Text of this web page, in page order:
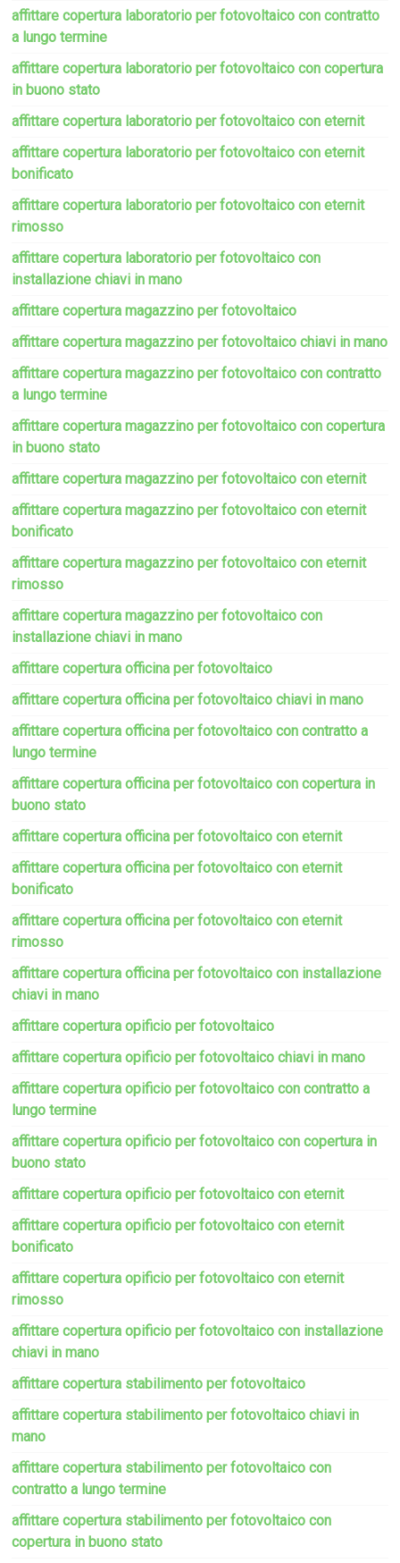
affittare copertura laboratorio per fotovoltaico con contratto
a lungo termine
affittare copertura laboratorio per fotovoltaico con copertura
in buono stato
affittare copertura laboratorio per fotovoltaico con eternit
affittare copertura laboratorio per fotovoltaico con eternit
bonificato
affittare copertura laboratorio per fotovoltaico con eternit
rimosso
affittare copertura laboratorio per fotovoltaico con
installazione chiavi in mano
affittare copertura magazzino per fotovoltaico
affittare copertura magazzino per fotovoltaico chiavi in mano
affittare copertura magazzino per fotovoltaico con contratto
a lungo termine
affittare copertura magazzino per fotovoltaico con copertura
in buono stato
affittare copertura magazzino per fotovoltaico con eternit
affittare copertura magazzino per fotovoltaico con eternit
bonificato
affittare copertura magazzino per fotovoltaico con eternit
rimosso
affittare copertura magazzino per fotovoltaico con
installazione chiavi in mano
affittare copertura officina per fotovoltaico
affittare copertura officina per fotovoltaico chiavi in mano
affittare copertura officina per fotovoltaico con contratto a
lungo termine
affittare copertura officina per fotovoltaico con copertura in
buono stato
affittare copertura officina per fotovoltaico con eternit
affittare copertura officina per fotovoltaico con eternit
bonificato
affittare copertura officina per fotovoltaico con eternit
rimosso
affittare copertura officina per fotovoltaico con installazione
chiavi in mano
affittare copertura opificio per fotovoltaico
affittare copertura opificio per fotovoltaico chiavi in mano
affittare copertura opificio per fotovoltaico con contratto a
lungo termine
affittare copertura opificio per fotovoltaico con copertura in
buono stato
affittare copertura opificio per fotovoltaico con eternit
affittare copertura opificio per fotovoltaico con eternit
bonificato
affittare copertura opificio per fotovoltaico con eternit
rimosso
affittare copertura opificio per fotovoltaico con installazione
chiavi in mano
affittare copertura stabilimento per fotovoltaico
affittare copertura stabilimento per fotovoltaico chiavi in
mano
affittare copertura stabilimento per fotovoltaico con
contratto a lungo termine
affittare copertura stabilimento per fotovoltaico con
copertura in buono stato